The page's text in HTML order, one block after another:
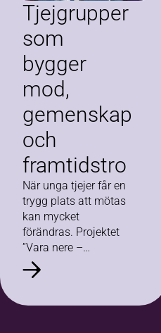
Tjejgrupper
som
bygger
mod,
gemenskap
och
framtidstro
När unga tjejer får en
trygg plats att mötas
kan mycket
förändras. Projektet
”Vara nere –
tjejgrupper” visar hur
gemenskap, rörelse
stärka både